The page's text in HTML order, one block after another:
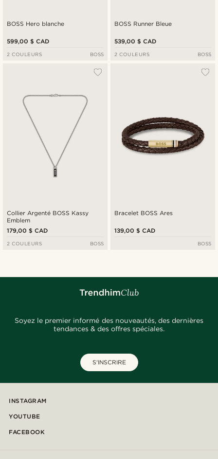
BOSS Hero blanche
599,00 $ CAD
2 COULEURS BOSS
BOSS Runner Bleue
539,00 $ CAD
2 COULEURS BOSS
Collier Argenté BOSS Kassy
Emblem
179,00 $ CAD
2 COULEURS BOSS
Bracelet BOSS Ares
139,00 $ CAD
BOSS
Soyez le premier informé des nouveautés, des dernières
tendances & des offres spéciales.
S'INSCRIRE
INSTAGRAM
YOUTUBE
FACEBOOK